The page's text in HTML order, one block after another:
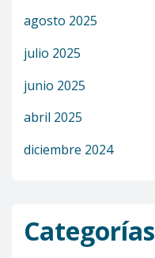
agosto 2025
julio 2025
junio 2025
abril 2025
diciembre 2024
Categorías